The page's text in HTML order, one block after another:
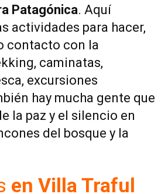
Patagónica. Aquí
actividades para hacer,
contacto con la
caminatas,
excursiones
hay mucha gente que
la paz y el silencio en
del bosque y la
en Villa Traful